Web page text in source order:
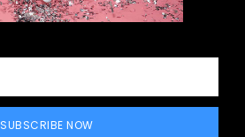
SUBSCRIBE NOW